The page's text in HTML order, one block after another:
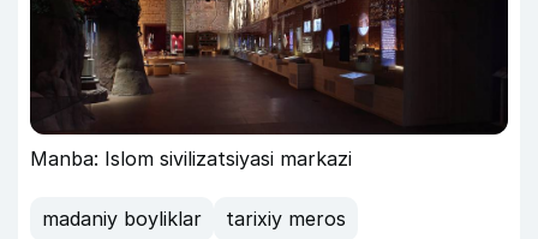
Manba: Islom sivilizatsiyasi markazi
madaniy boyliklar
tarixiy meros